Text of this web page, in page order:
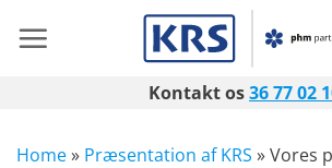
Kontakt os36 77 02
Home» Præsentation af KRS »Vores